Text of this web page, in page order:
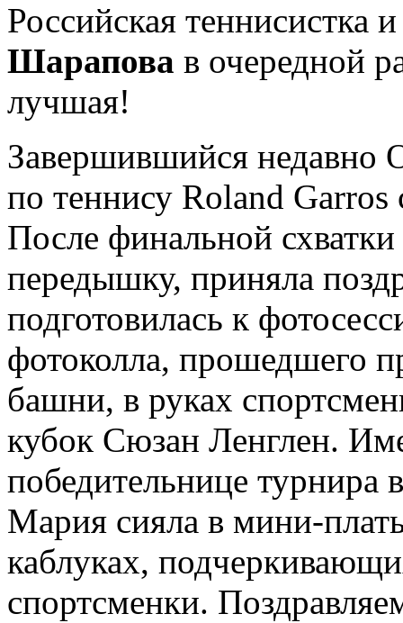
Российская теннисистка
Шарапова в очередной
лучшая!
Завершившийся недавно
по теннису Roland
После финальной
передышку, приняла
подготовилась к
фотоколла, прошедшего
башни, в руках
кубок Сюзан Ленглен.
победительнице турнира
Мария сияла в мини-
каблуках,
спортсменки.